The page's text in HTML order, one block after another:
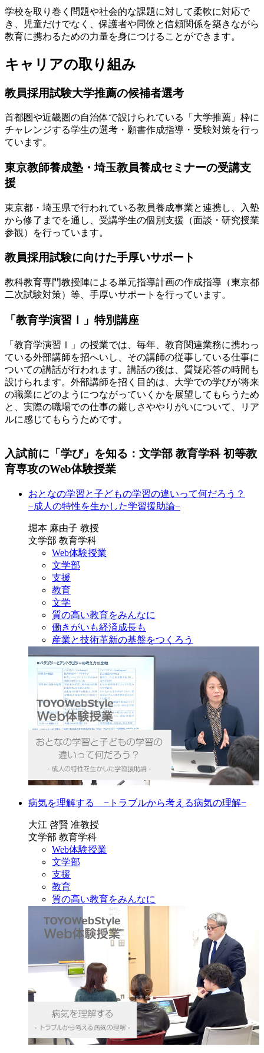
学校を取り巻く問題や社会的な課題に対して柔軟に対応で
き、児童だけでなく、保護者や同僚と信頼関係を築きながら
教育に携わるための力量を身につけることができます。
キャリアの取り組み
教員採用試験大学推薦の候補者選考
首都圏や近畿圏の自治体で設けられている「大学推薦」枠に
チャレンジする学生の選考・願書作成指導・受験対策を行っ
ています。
東京教師養成塾・埼玉教員養成セミナーの受講支
援
東京都・埼玉県で行われている教員養成事業と連携し、入塾
から修了までを通し、受講学生の個別支援（面談・研究授業
参観）を行っています。
教員採用試験に向けた手厚いサポート
教科教育専門教授陣による単元指導計画の作成指導（東京都
二次試験対策）等、手厚いサポートを行っています。
「教育学演習Ⅰ」特別講座
「教育学演習Ⅰ」の授業では、毎年、教育関連業務に携わっ
ている外部講師を招へいし、その講師の従事している仕事に
ついての講話が行われます。講話の後は、質疑応答の時間も
設けられます。外部講師を招く目的は、大学での学びが将来
の職業にどのようにつながっていくかを展望してもらうため
と、実際の職場での仕事の厳しさややりがいについて、リア
ルに感じてもらうためです。
入試前に「学び」を知る：文学部 教育学科 初等教
育専攻のWeb体験授業
おとなの学習と子どもの学習の違いって何だろう？
−成人の特性を生かした学習援助論−
堀本 麻由子 教授
文学部 教育学科
Web体験授業
文学部
支援
教育
文学
質の高い教育をみんなに
働きがいも経済成長も
産業と技術革新の基盤をつくろう
病気を理解する −トラブルから考える病気の理解−
大江 啓賢 准教授
文学部 教育学科
Web体験授業
文学部
支援
教育
質の高い教育をみんなに